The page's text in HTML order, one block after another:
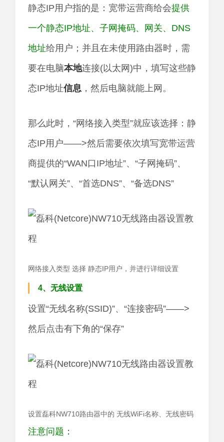
静态IP用户指的是：宽带运营商给会提供
一个静态IP地址、子网掩码、网关、DNS
地址给用户；并且在未使用路由器时，需
要在电脑本地连接(以太网)中，填写这些静
态IP地址信息 ，然后电脑就能上网。
那么此时，“网络接入类型”就应该选择：静
态IP用户——>然后需要依次填写宽带运营
商提供的“WAN口IP地址”、“子网掩码”、
“默认网关”、“首选DNS”、“备选DNS”
网络接入类型 选择 静态IP用户，并进行详细设置
4、无线设置
设置“无线名称(SSID)”、“连接密码”——>
然后点击有下角的“保存”
设置磊科NW710路由器中的 无线WiFi名称、无线密码
注意问题：